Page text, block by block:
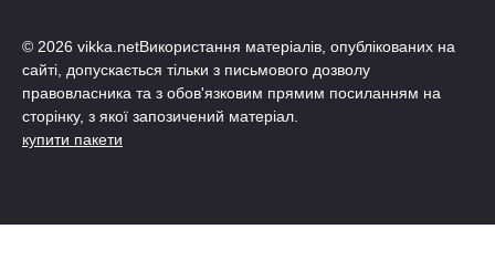
© 2026 vikka.netВикористання матеріалів, опублікованих на
сайті, допускається тільки з письмового дозволу
правовласника та з обов'язковим прямим посиланням на
сторінку, з якої запозичений матеріал.
купити пакети